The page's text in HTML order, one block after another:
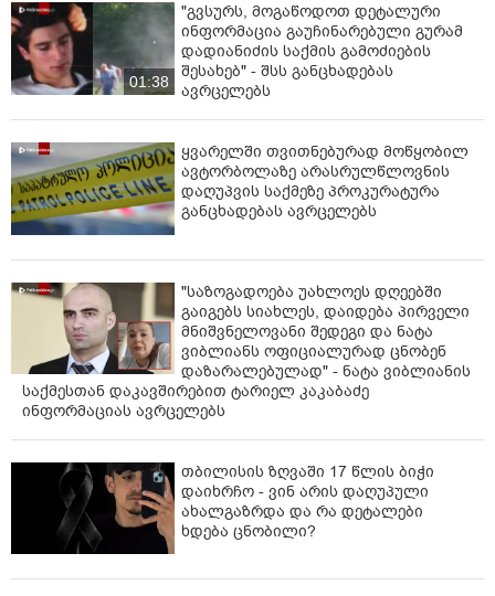
01:38
"გვსურს, მოგაწოდოთ დეტალური
ინფორმაცია გაუჩინარებული გურამ
დადიანიძის საქმის გამოძიების
შესახებ" - შსს განცხადებას
ავრცელებს
ყვარელში თვითნებურად მოწყობილ
ავტორბოლაზე არასრულწლოვნის
დაღუპვის საქმეზე პროკურატურა
განცხადებას ავრცელებს
"საზოგადოება უახლოეს დღეებში
გაიგებს სიახლეს, დაიდება პირველი
მნიშვნელოვანი შედეგი და ნატა
ვიბლიანს ოფიციალურად ცნობენ
დაზარალებულად" - ნატა ვიბლიანის
საქმესთან დაკავშირებით ტარიელ კაკაბაძე
ინფორმაციას ავრცელებს
თბილისის ზღვაში 17 წლის ბიჭი
დაიხრჩო - ვინ არის დაღუპული
ახალგაზრდა და რა დეტალები
ხდება ცნობილი?